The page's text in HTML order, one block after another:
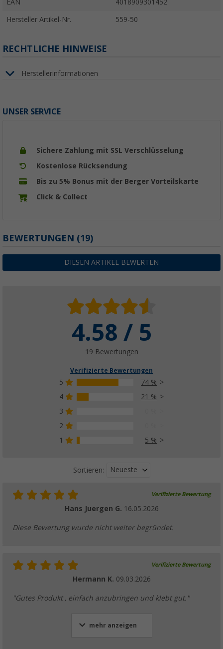
EAN 4018909301452
Hersteller Artikel-Nr. 559-50
RECHTLICHE HINWEISE
Herstellerinformationen
UNSER SERVICE
Sichere Zahlung mit SSL Verschlüsselung
Kostenlose Rücksendung
Bis zu 5% Bonus mit der Berger Vorteilskarte
Click & Collect
BEWERTUNGEN (19)
DIESEN ARTIKEL BEWERTEN
4.58 / 5
19 Bewertungen
Verifizierte Bewertungen
5
74 %
4
21 %
3
2
1
5 %
Sortieren: Neueste
Verifizierte Bewertung
Hans Juergen G. 16.05.2026
Diese Bewertung wurde nicht weiter begründet.
Verifizierte Bewertung
Hermann K. 09.03.2026
"Gutes Produkt , einfach anzubringen und klebt gut."
mehr anzeigen